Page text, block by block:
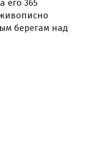
его 365
берегам над